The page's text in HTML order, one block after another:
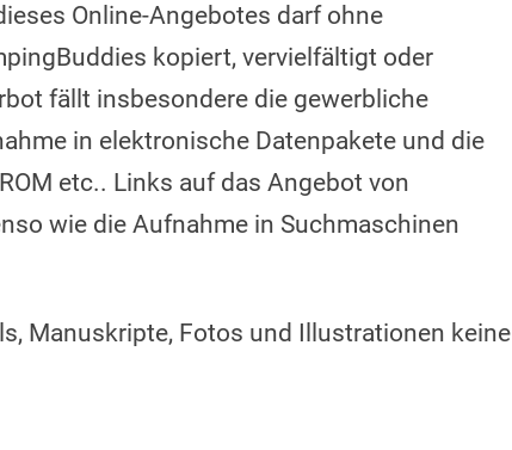
Online-Angebotes darf ohne
kopiert, vervielfältigt oder
fällt insbesondere die gewerbliche
in elektronische Datenpakete und die
etc.. Links auf das Angebot von
wie die Aufnahme in Suchmaschinen
Manuskripte, Fotos und Illustrationen keine